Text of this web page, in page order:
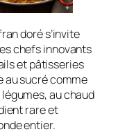
doré s’invite
chefs innovants
et pâtisseries
au sucré comme
au chaud
rare et
entier.